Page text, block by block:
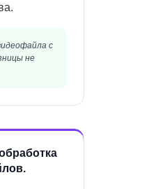
с
не